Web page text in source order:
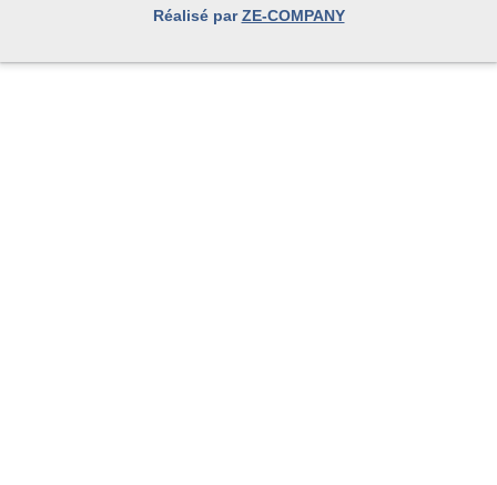
Réalisé parZE-COMPANY